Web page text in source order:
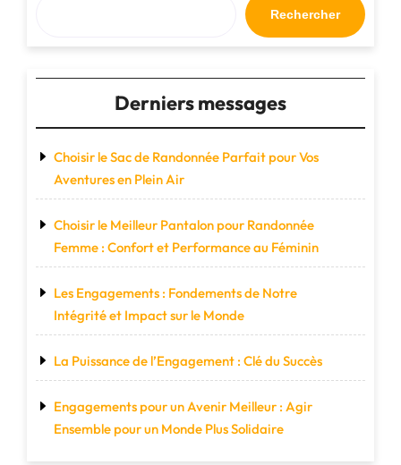
Aventures"
Rechercher
Derniers messages
Choisir le Sac de Randonnée Parfait pour Vos
Aventures en Plein Air
Choisir le Meilleur Pantalon pour Randonnée
Femme : Confort et Performance au Féminin
Les Engagements : Fondements de Notre
Intégrité et Impact sur le Monde
La Puissance de l’Engagement : Clé du Succès
Engagements pour un Avenir Meilleur : Agir
Ensemble pour un Monde Plus Solidaire